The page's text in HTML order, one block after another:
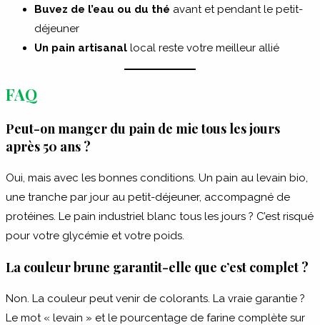
Buvez de l’eau ou du thé avant et pendant le petit-
déjeuner
Un pain artisanal local reste votre meilleur allié
FAQ
Peut-on manger du pain de mie tous les jours
après 50 ans ?
Oui, mais avec les bonnes conditions. Un pain au levain bio,
une tranche par jour au petit-déjeuner, accompagné de
protéines. Le pain industriel blanc tous les jours ? C’est risqué
pour votre glycémie et votre poids.
La couleur brune garantit-elle que c’est complet ?
Non. La couleur peut venir de colorants. La vraie garantie ?
Le mot « levain » et le pourcentage de farine complète sur